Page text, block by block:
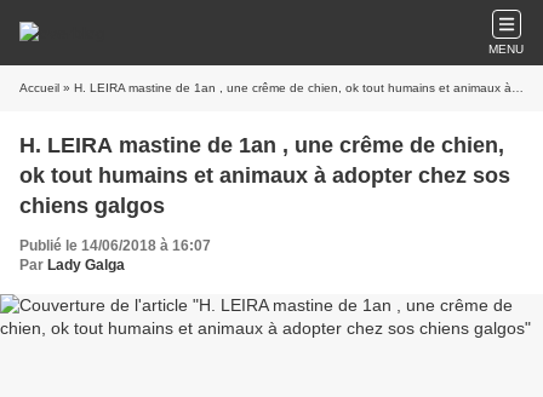
MENU
Accueil » H. LEIRA mastine de 1an , une crême de chien, ok tout humains et animaux à adopter chez sos chiens galgos
H. LEIRA mastine de 1an , une crême de chien,
ok tout humains et animaux à adopter chez sos
chiens galgos
Publié le 14/06/2018 à 16:07
Par Lady Galga